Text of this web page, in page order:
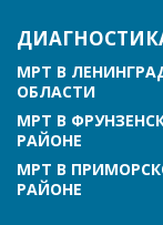
МРТ В
ОБЛАСТИ
МРТ В
РАЙОНЕ
МРТ В
РАЙОНЕ